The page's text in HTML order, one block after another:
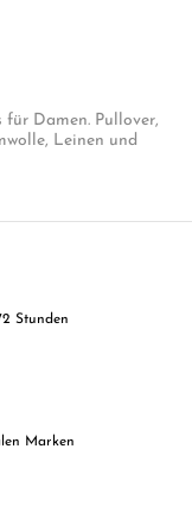
für Damen. Pullover,
Leinen und
Stunden
Marken